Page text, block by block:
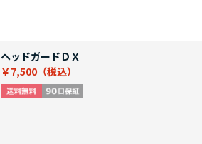
ヘッドガードＤＸ
￥7,500